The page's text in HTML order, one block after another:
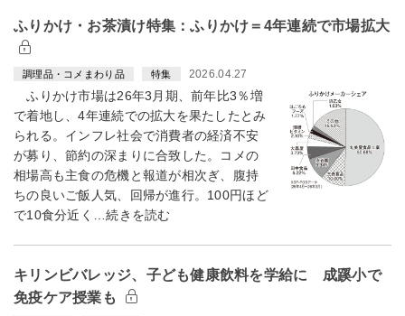
ふりかけ・お茶漬け特集：ふりかけ＝4年連続で市場拡大
調理品・コメまわり品 特集 2026.04.27
ふりかけ市場は26年3月期、前年比3％増
で着地し、4年連続での拡大を果たしたとみ
られる。インフレ社会で消費者の経済不安
が募り、節約の深まりに合致した。コメの
相場高も主食の危機と報道が相次ぎ、腹持
ちの良いご飯人気、回帰が進行。100円ほど
で10食分近く…続きを読む
キリンビバレッジ、子ども健康飲料を学給に 成蹊小で
免疫ケア授業も